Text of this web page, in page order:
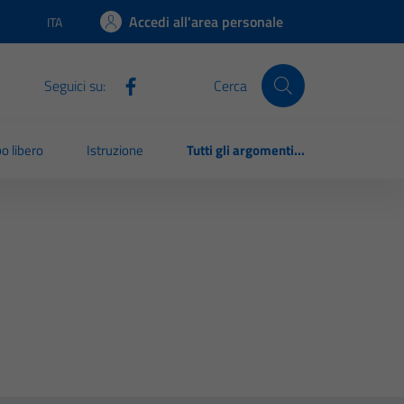
Lingua attiva:
ITA Accedi all'area personale
Seguici su: Cerca
libero Istruzione Tutti gli argomenti...